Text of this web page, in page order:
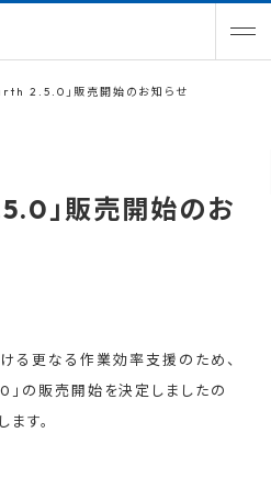
2.5.0」販売開始のお知らせ
」販売開始のお
る更なる作業効率支援のため、
の販売開始を決定しましたの
す。